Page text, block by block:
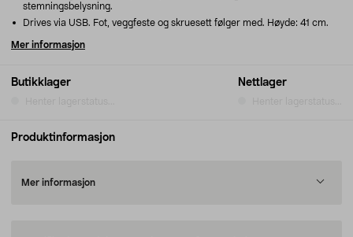
Butikklager Nettlager
stemningsbelysning.
Drives via USB. Fot, veggfeste og skruesett følger med. Høyde: 41 cm.
Mer informasjon
Produktinformasjon
Mer informasjon